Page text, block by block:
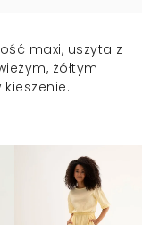
maxi, uszyta z
żółtym